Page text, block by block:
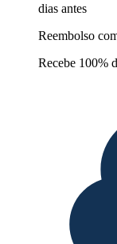
dias antes
Reembolso
Recebe 100%